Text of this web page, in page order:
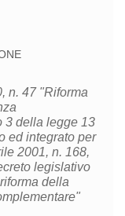
n. 47 "Riforma
3 della legge 13
ed integrato per
2001, n. 168,
legislativo
della